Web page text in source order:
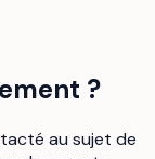
?
au sujet de